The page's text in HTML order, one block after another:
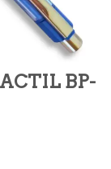
BP-